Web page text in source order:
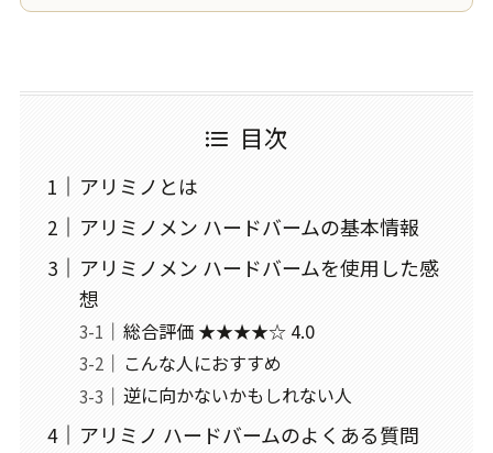
目次
アリミノとは
アリミノメン ハードバームの基本情報
アリミノメン ハードバームを使用した感
想
総合評価 ★★★★☆ 4.0
こんな人におすすめ
逆に向かないかもしれない人
アリミノ ハードバームのよくある質問